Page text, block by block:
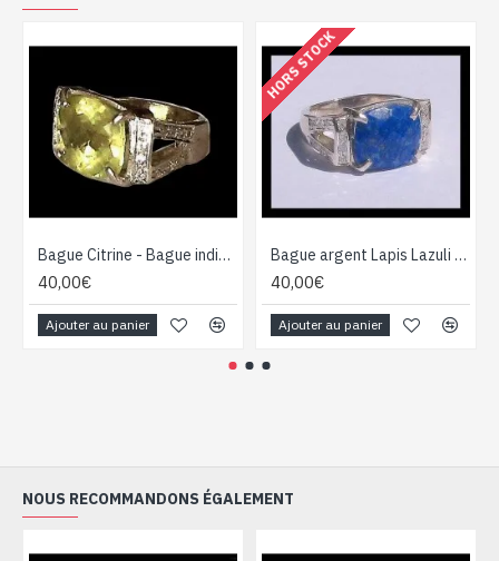
Bague Citrine - Bague indienne - Bijoux indiens
40,00€
Ajouter au panier
HORS STOCK
Bague argent Lapis Lazuli - Bijoux Inde - Bijoux indiens
40,00€
Ajouter au panier
NOUS RECOMMANDONS ÉGALEMENT